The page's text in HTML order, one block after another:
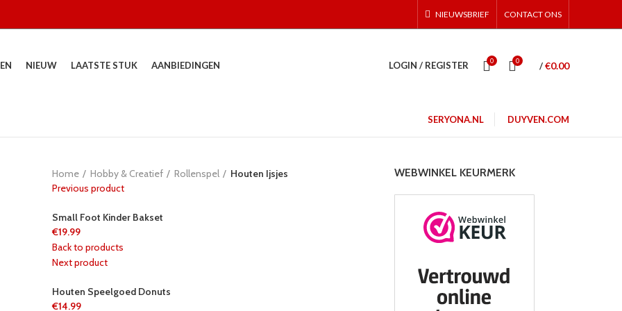
NIEUWSBRIEF CONTACT ONS
NIEUW LAATSTE STUK AANBIEDINGEN LOGIN / REGISTER 0 0 /€0.00
SERYONA.NL DUYVEN.COM
Home Hobby & Creatief Rollenspel
Houten Ijsjes
Previous product
Small Foot Kinder Bakset
€19.99
Back to products
Next product
Houten Speelgoed Donuts
€14.99
WEBWINKEL KEURMERK